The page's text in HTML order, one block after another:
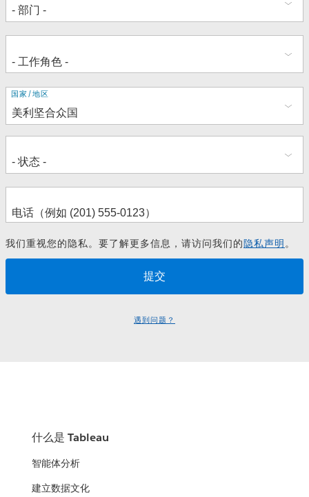
地
址
国家/地区
我们重视您的隐私。要了解更多信息，请访问我们的隐私声明。
遇到问题？
什么是 Tableau
智能体分析
建立数据文化